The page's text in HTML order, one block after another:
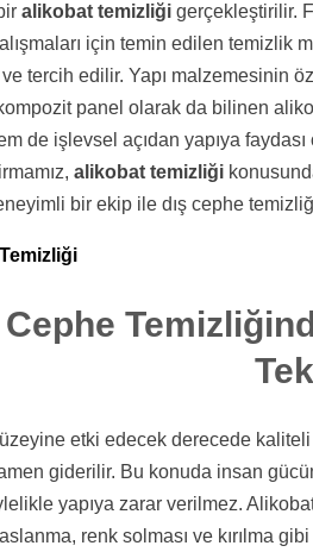
alikobat temizliği gerçekleştirilir.
için temin edilen temizlik
ve tercih edilir. Yapı malzemesinin
panel olarak da bilinen
de işlevsel açıdan yapıya
alikobat temizliği
bir ekip ile dış cephe
Cephe
etki edecek derecede
giderilir. Bu konuda insan
yapıya zarar verilmez.
renk solması ve kırılma